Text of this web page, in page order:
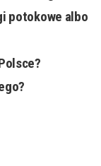
potokowe albo